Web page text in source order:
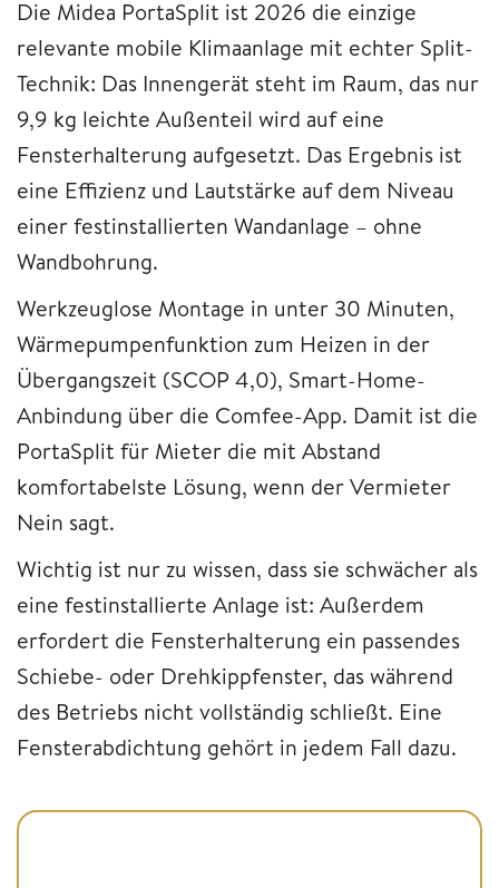
Die Midea PortaSplit ist 2026 die einzige
relevante mobile Klimaanlage mit echter Split-
Technik: Das Innengerät steht im Raum, das nur
9,9 kg leichte Außenteil wird auf eine
Fensterhalterung aufgesetzt. Das Ergebnis ist
eine Effizienz und Lautstärke auf dem Niveau
einer festinstallierten Wandanlage – ohne
Wandbohrung.
Werkzeuglose Montage in unter 30 Minuten,
Wärmepumpenfunktion zum Heizen in der
Übergangszeit (SCOP 4,0), Smart-Home-
Anbindung über die Comfee-App. Damit ist die
PortaSplit für Mieter die mit Abstand
komfortabelste Lösung, wenn der Vermieter
Nein sagt.
Wichtig ist nur zu wissen, dass sie schwächer als
eine festinstallierte Anlage ist: Außerdem
erfordert die Fensterhalterung ein passendes
Schiebe- oder Drehkippfenster, das während
des Betriebs nicht vollständig schließt. Eine
Fensterabdichtung gehört in jedem Fall dazu.